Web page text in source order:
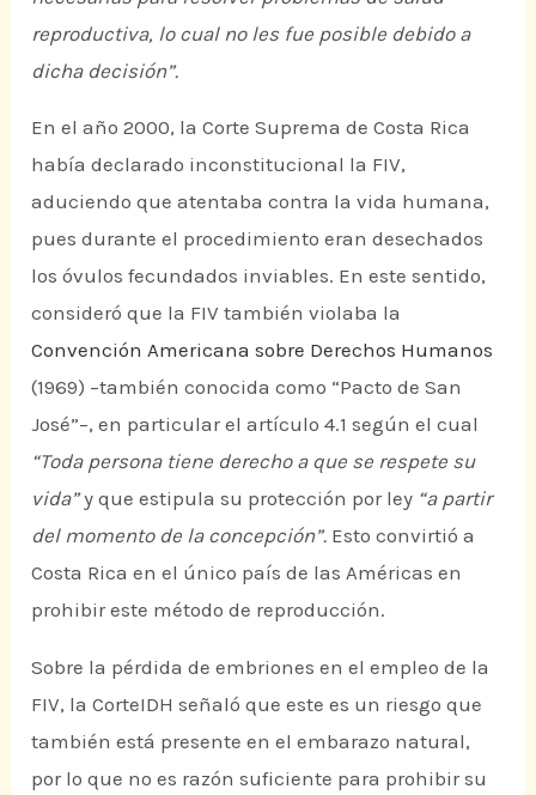
reproductiva, lo cual no les fue posible debido a
dicha decisión”.
En el año 2000, la Corte Suprema de Costa Rica
había declarado inconstitucional la FIV,
aduciendo que atentaba contra la vida humana,
pues durante el procedimiento eran desechados
los óvulos fecundados inviables. En este sentido,
consideró que la FIV también violaba la
Convención Americana sobre Derechos Humanos
(1969) –también conocida como “Pacto de San
José”–, en particular el artículo 4.1 según el cual
“Toda persona tiene derecho a que se respete su
vida”y que estipula su protección por ley “a partir
del momento de la concepción”. Esto convirtió a
Costa Rica en el único país de las Américas en
prohibir este método de reproducción.
Sobre la pérdida de embriones en el empleo de la
FIV, la CorteIDH señaló que este es un riesgo que
también está presente en el embarazo natural,
por lo que no es razón suficiente para prohibir su